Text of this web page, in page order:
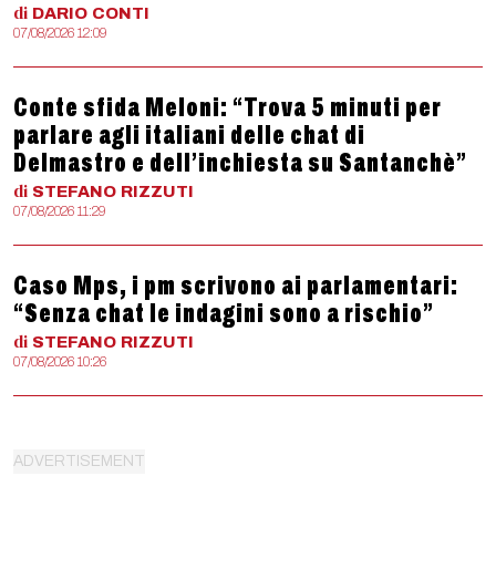
di DARIO CONTI
07/08/2026 12:09
Conte sfida Meloni: “Trova 5 minuti per
parlare agli italiani delle chat di
Delmastro e dell’inchiesta su Santanchè”
di STEFANO RIZZUTI
07/08/2026 11:29
Caso Mps, i pm scrivono ai parlamentari:
“Senza chat le indagini sono a rischio”
di STEFANO RIZZUTI
07/08/2026 10:26